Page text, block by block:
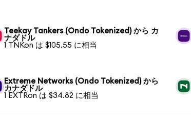
Teekay Tankers (Ondo Tokenized) から カ
ナダドル
1 TNKon は $105.55 に相当
Extreme Networks (Ondo Tokenized) から
カナダドル
1 EXTRon は $34.82 に相当